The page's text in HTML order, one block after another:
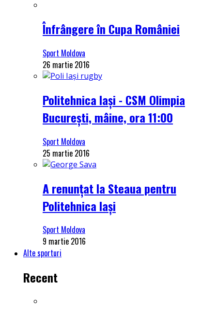
Înfrângere în Cupa României
Sport Moldova
26 martie 2016
Politehnica Iași - CSM Olimpia
București, mâine, ora 11:00
Sport Moldova
25 martie 2016
A renunțat la Steaua pentru
Politehnica Iași
Sport Moldova
9 martie 2016
Alte sporturi
Recent